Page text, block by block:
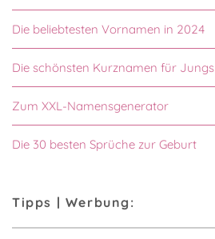
Die beliebtesten Vornamen in 2024
Die schönsten Kurznamen für Jungs
Zum XXL-Namensgenerator
Die 30 besten Sprüche zur Geburt
Tipps | Werbung: